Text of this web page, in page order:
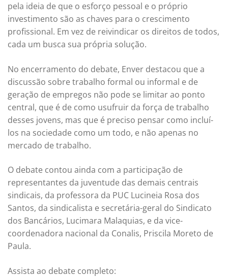
pela ideia de que o esforço pessoal e o próprio
investimento são as chaves para o crescimento
profissional. Em vez de reivindicar os direitos de todos,
cada um busca sua própria solução.
No encerramento do debate, Enver destacou que a
discussão sobre trabalho formal ou informal e de
geração de empregos não pode se limitar ao ponto
central, que é de como usufruir da força de trabalho
desses jovens, mas que é preciso pensar como incluí-
los na sociedade como um todo, e não apenas no
mercado de trabalho.
O debate contou ainda com a participação de
representantes da juventude das demais centrais
sindicais, da professora da PUC Lucineia Rosa dos
Santos, da sindicalista e secretária-geral do Sindicato
dos Bancários, Lucimara Malaquias, e da vice-
coordenadora nacional da Conalis, Priscila Moreto de
Paula.
Assista ao debate completo: